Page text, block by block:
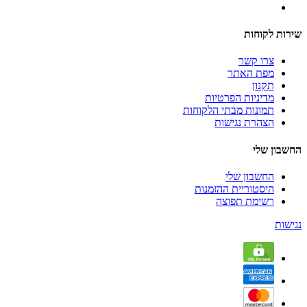
שירות לקוחות
צרו קשר
מפת האתר
תקנון
מדיניות הפרטיות
תמונות מבתי הלקוחות
הצהרת נגישות
החשבון שלי
החשבון שלי
היסטוריית ההזמנות
רשימת תפוצה
נגישות